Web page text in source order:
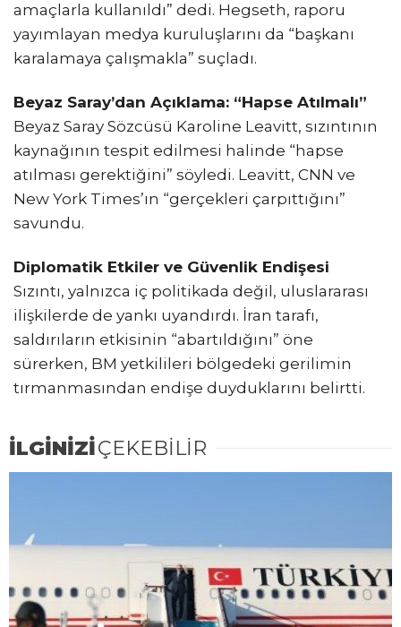
amaçlarla kullanıldı” dedi. Hegseth, raporu
yayımlayan medya kuruluşlarını da “başkanı
karalamaya çalışmakla” suçladı.
Beyaz Saray’dan Açıklama: “Hapse Atılmalı”
Beyaz Saray Sözcüsü Karoline Leavitt, sızıntının
kaynağının tespit edilmesi halinde “hapse
atılması gerektiğini” söyledi. Leavitt, CNN ve
New York Times’ın “gerçekleri çarpıttığını”
savundu.
Diplomatik Etkiler ve Güvenlik Endişesi
Sızıntı, yalnızca iç politikada değil, uluslararası
ilişkilerde de yankı uyandırdı. İran tarafı,
saldırıların etkisinin “abartıldığını” öne
sürerken, BM yetkilileri bölgedeki gerilimin
tırmanmasından endişe duyduklarını belirtti.
İLGİNİZİÇEKEBİLİR